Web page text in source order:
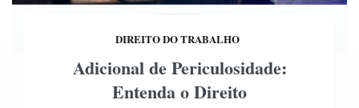
DIREITO DO TRABALHO
Adicional de Periculosidade:
Entenda o Direito